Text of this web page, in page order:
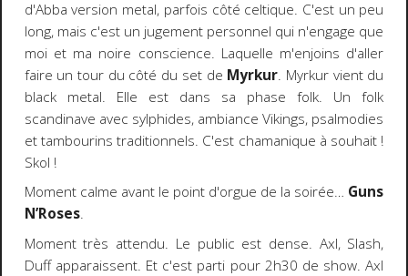
d'Abba version metal, parfois côté celtique. C'est un peu
long, mais c'est un jugement personnel qui n'engage que
moi et ma noire conscience. Laquelle m'enjoins d'aller
faire un tour du côté du set de Myrkur. Myrkur vient du
black metal. Elle est dans sa phase folk. Un folk
scandinave avec sylphides, ambiance Vikings, psalmodies
et tambourins traditionnels. C'est chamanique à souhait !
Skol !
Moment calme avant le point d'orgue de la soirée… Guns
N’Roses.
Moment très attendu. Le public est dense. Axl, Slash,
Duff apparaissent. Et c'est parti pour 2h30 de show. Axl